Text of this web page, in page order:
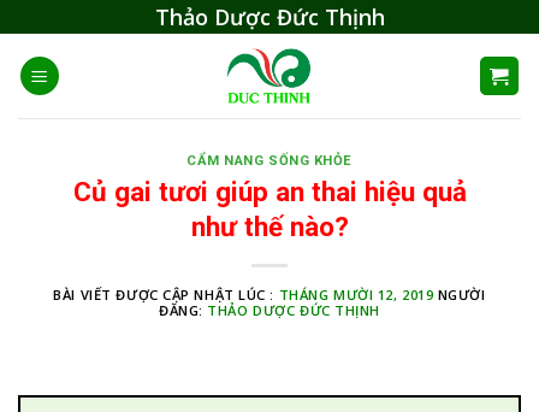
content
Thảo Dược Đức Thịnh
CẨM NANG SỐNG KHỎE
Củ gai tươi giúp an thai hiệu quả
như thế nào?
BÀI VIẾT ĐƯỢC CẬP NHẬT LÚC : THÁNG MƯỜI 12, 2019 NGƯỜI
ĐĂNG: THẢO DƯỢC ĐỨC THỊNH